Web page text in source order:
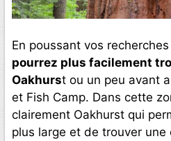
En poussant vos
pourrez plus facilement
Oakhurst ou un peu avant
et Fish Camp. Dans cette
clairement Oakhurst qui
plus large et de trouver une